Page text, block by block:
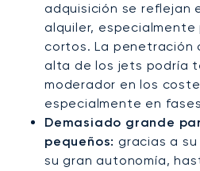
adquisición se reflejan
alquiler, especialmente
cortos. La penetración
alta de los jets podría
moderador en los
especialmente en
Demasiado grande
pequeños: gracias a
su gran autonomía,